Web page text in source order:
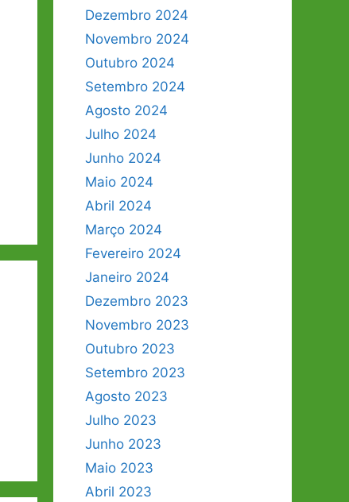
Dezembro 2024
Novembro 2024
Outubro 2024
Setembro 2024
Agosto 2024
Julho 2024
Junho 2024
Maio 2024
Abril 2024
Março 2024
Fevereiro 2024
Janeiro 2024
Dezembro 2023
Novembro 2023
Outubro 2023
Setembro 2023
Agosto 2023
Julho 2023
Junho 2023
Maio 2023
Abril 2023